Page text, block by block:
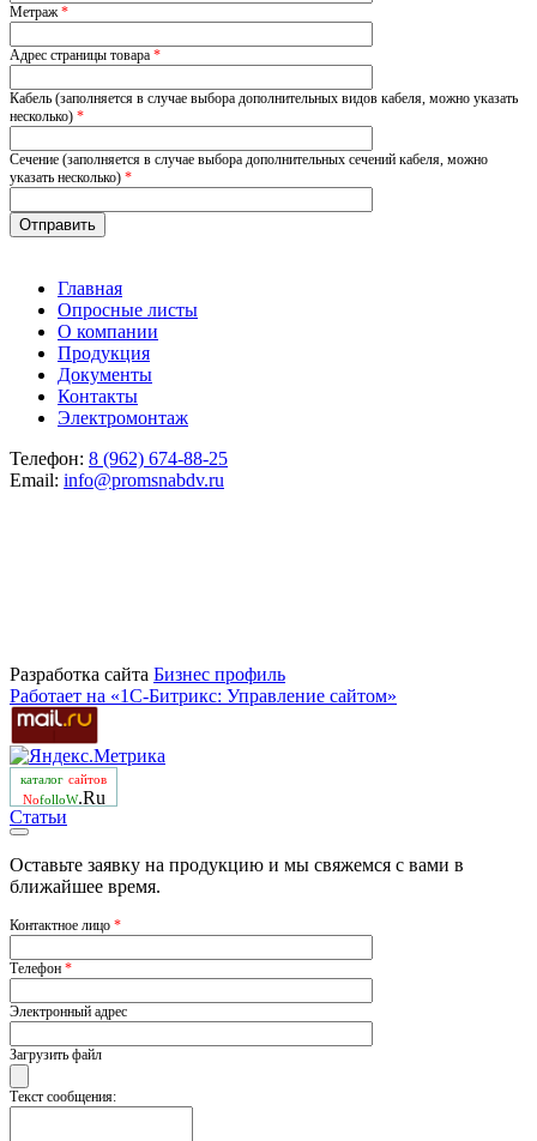
Метраж*
Адрес страницы товара *
Кабель (заполняется в случае выбора дополнительных видов кабеля, можно указать
несколько) *
Сечение (заполняется в случае выбора дополнительных сечений кабеля, можно
указать несколько) *
Главная
Опросные листы
О компании
Продукция
Документы
Контакты
Электромонтаж
Телефон: 8 (962) 674-88-25
Email: info@promsnabdv.ru
Разработка сайта Бизнеc профиль
Работает на «1С-Битрикс: Управление сайтом»
каталог сайтов
NofolloW.Ru
Статьи
Оставьте заявку на продукцию и мы свяжемся с вами в
ближайшее время.
Контактное лицо *
Телефон *
Электронный адрес
Загрузить файл
Текст сообщения: